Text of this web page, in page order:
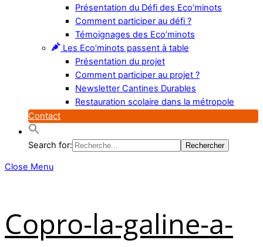
Présentation du Défi des Eco’minots
Comment participer au défi ?
Témoignages des Eco’minots
Les Eco’minots passent à table
Présentation du projet
Comment participer au projet ?
Newsletter Cantines Durables
Restauration scolaire dans la métropole
Contact
Search for:
Close Menu
Copro-la-galine-a-